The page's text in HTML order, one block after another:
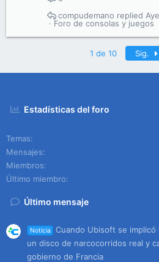
Foro de consolas y juegos
compudemano
1 de 10 Sig.
Estadísticas del foro
Temas
Mensajes
Miembros
Último miembro
Último mensaje
Noticia
Cuando Ubisoft se
un disco de narcocorridos real y
gobierno de Francia